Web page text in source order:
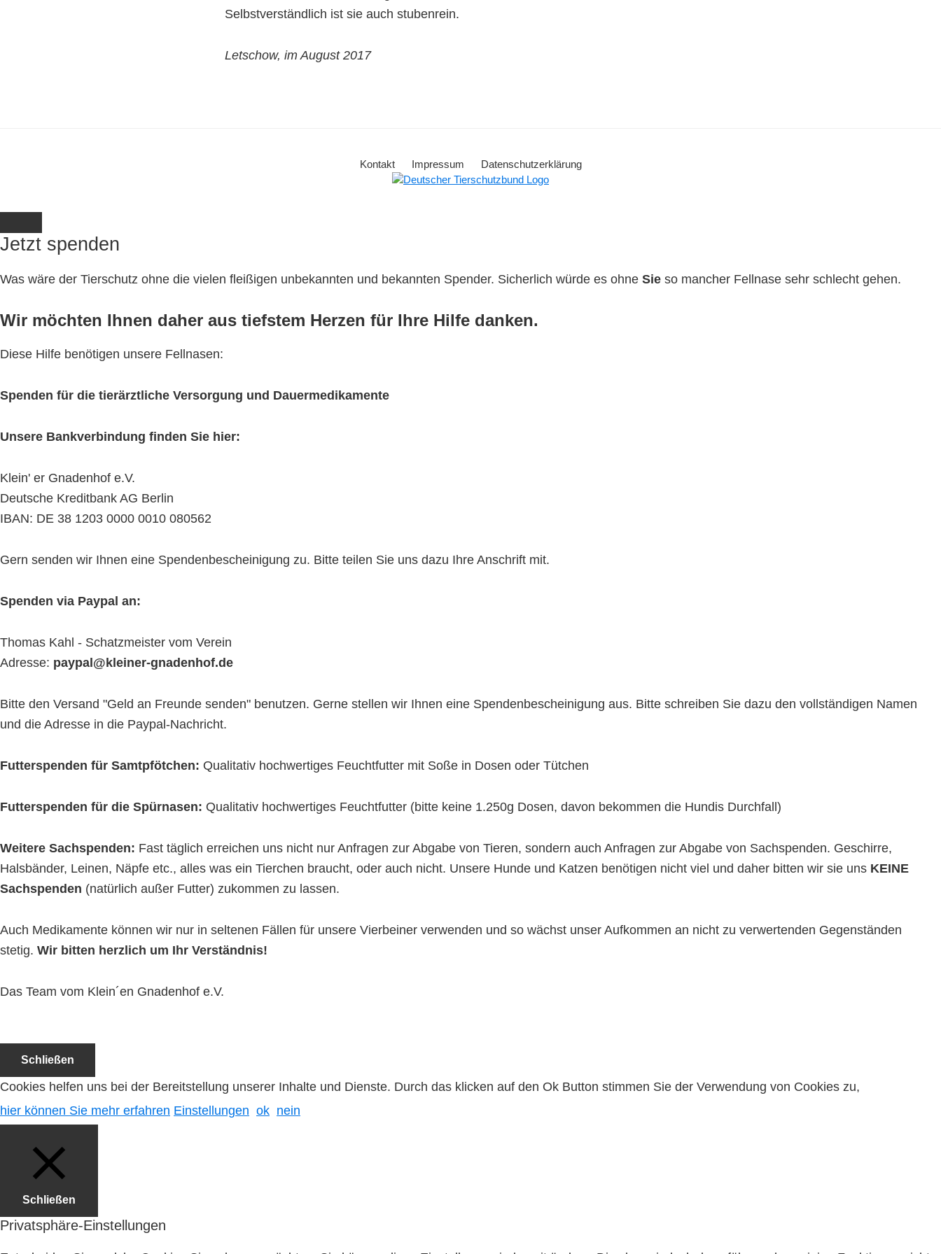
Selbstverständlich ist sie auch stubenrein.
Letschow, im August 2017
Kontakt Impressum Datenschutzerklärung
Jetzt spenden
Was wäre der Tierschutz ohne die vielen fleißigen unbekannten und bekannten Spender. Sicherlich würde es ohne Sie so mancher Fellnase sehr schlecht gehen.
Wir möchten Ihnen daher aus tiefstem Herzen für Ihre Hilfe danken.
Diese Hilfe benötigen unsere Fellnasen:
Spenden für die tierärztliche Versorgung und Dauermedikamente
Unsere Bankverbindung finden Sie hier:
Klein' er Gnadenhof e.V.
Deutsche Kreditbank AG Berlin
IBAN: DE 38 1203 0000 0010 080562
Gern senden wir Ihnen eine Spendenbescheinigung zu. Bitte teilen Sie uns dazu Ihre Anschrift mit.
Spenden via Paypal an:
Thomas Kahl - Schatzmeister vom Verein
Adresse: paypal@kleiner-gnadenhof.de
Bitte den Versand "Geld an Freunde senden" benutzen. Gerne stellen wir Ihnen eine Spendenbescheinigung aus. Bitte schreiben Sie dazu den vollständigen Namen
und die Adresse in die Paypal-Nachricht.
Futterspenden für Samtpfötchen: Qualitativ hochwertiges Feuchtfutter mit Soße in Dosen oder Tütchen
Futterspenden für die Spürnasen: Qualitativ hochwertiges Feuchtfutter (bitte keine 1.250g Dosen, davon bekommen die Hundis Durchfall)
Weitere Sachspenden: Fast täglich erreichen uns nicht nur Anfragen zur Abgabe von Tieren, sondern auch Anfragen zur Abgabe von Sachspenden. Geschirre,
Halsbänder, Leinen, Näpfe etc., alles was ein Tierchen braucht, oder auch nicht. Unsere Hunde und Katzen benötigen nicht viel und daher bitten wir sie uns KEINE
Sachspenden (natürlich außer Futter) zukommen zu lassen.
Auch Medikamente können wir nur in seltenen Fällen für unsere Vierbeiner verwenden und so wächst unser Aufkommen an nicht zu verwertenden Gegenständen
stetig. Wir bitten herzlich um Ihr Verständnis!
Das Team vom Klein´en Gnadenhof e.V.
Schließen
Cookies helfen uns bei der Bereitstellung unserer Inhalte und Dienste. Durch das klicken auf den Ok Button stimmen Sie der Verwendung von Cookies zu,
hier können Sie mehr erfahren Einstellungen ok nein
Schließen
Privatsphäre-Einstellungen